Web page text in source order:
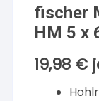
fischer
HM 5 x
19,98 €